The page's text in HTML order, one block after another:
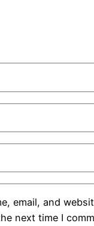
email, and
next time I